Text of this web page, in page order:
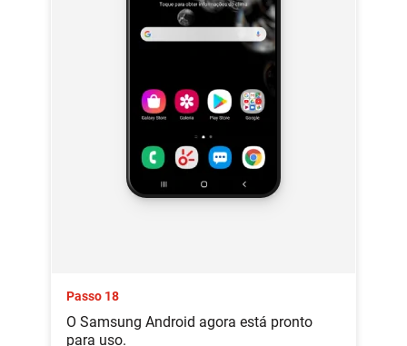
Passo 18
O Samsung Android agora está pronto
para uso.